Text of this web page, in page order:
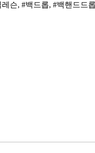
슨, #백드롭, #백핸드드